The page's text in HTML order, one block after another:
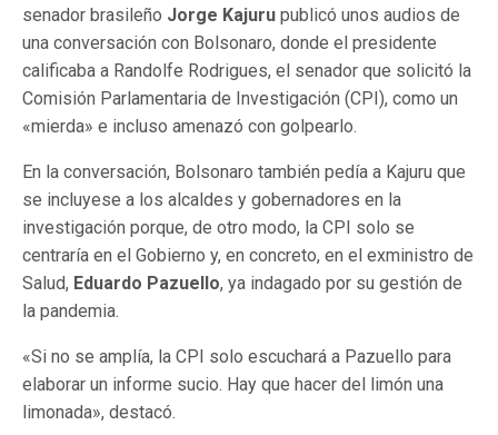
senador brasileño Jorge Kajuru publicó unos audios de
una conversación con Bolsonaro, donde el presidente
calificaba a Randolfe Rodrigues, el senador que solicitó la
Comisión Parlamentaria de Investigación (CPI), como un
«mierda» e incluso amenazó con golpearlo.
En la conversación, Bolsonaro también pedía a Kajuru que
se incluyese a los alcaldes y gobernadores en la
investigación porque, de otro modo, la CPI solo se
centraría en el Gobierno y, en concreto, en el exministro de
Salud, Eduardo Pazuello, ya indagado por su gestión de
la pandemia.
«Si no se amplía, la CPI solo escuchará a Pazuello para
elaborar un informe sucio. Hay que hacer del limón una
limonada», destacó.